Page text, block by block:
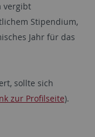
vergibt
Stipendium,
Jahr für das
sollte sich
zur Profilseite).